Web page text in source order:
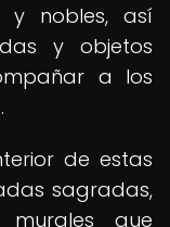
y nobles, así
y objetos
a los
de estas
sagradas,
que